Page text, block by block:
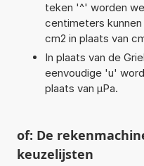
teken '^' worden
centimeters
cm2 in plaats van
In plaats van de
eenvoudige 'u'
plaats van µPa.
of: De
keuzelijsten